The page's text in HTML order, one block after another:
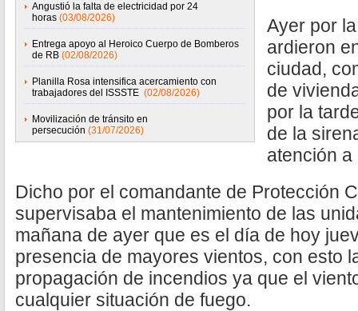
Angustió la falta de electricidad por 24
horas (03/08/2026)
Entrega apoyo al Heroico Cuerpo de Bomberos
de RB (02/08/2026)
Planilla Rosa intensifica acercamiento con
trabajadores del ISSSTE (02/08/2026)
Movilización de tránsito en
persecución (31/07/2026)
Ayer por
ardieron
ciudad,
de
por la
de la
atención a
Dicho por el comandante de Protección
supervisaba el mantenimiento de las
mañana de ayer que es el día de hoy
presencia de mayores vientos, con esto
propagación de incendios ya que el
cualquier situación de fuego.